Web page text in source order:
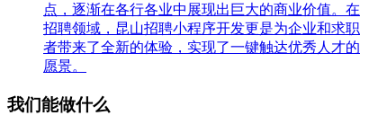
点，逐渐在各行各业中展现出巨大的商业价值。在
招聘领域，昆山招聘小程序开发更是为企业和求职
者带来了全新的体验，实现了一键触达优秀人才的
愿景。
我们能做什么